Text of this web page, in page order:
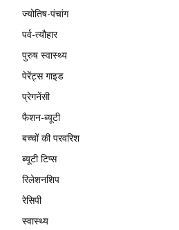
ज्योतिष-पंचांग
पर्व-त्यौहार
पुरुष स्वास्थ्य
पेरेंट्स गाइड
प्रेगनेंसी
फैशन-ब्यूटी
बच्चों की परवरिश
ब्यूटी टिप्स
रिलेशनशिप
रेसिपी
स्वास्थ्य